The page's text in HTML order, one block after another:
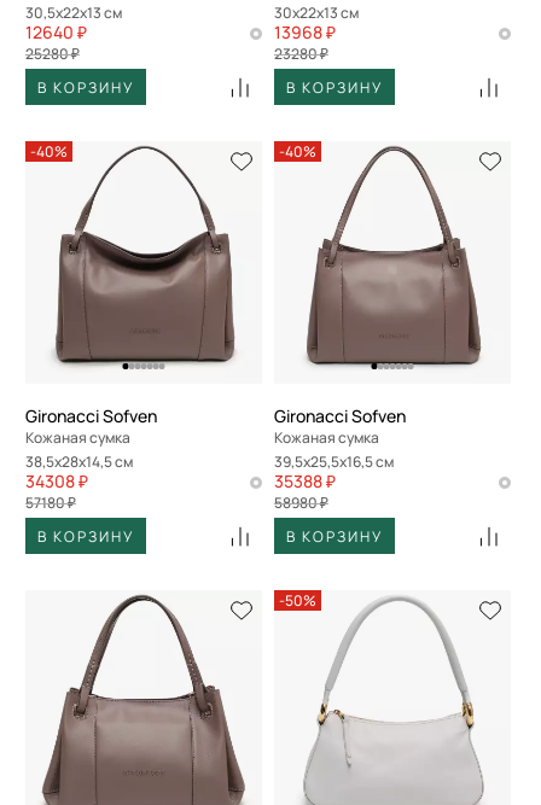
30,5x22x13 см
12640 ₽
25280 ₽
В КОРЗИНУ
30x22x13 см
13968 ₽
23280 ₽
В КОРЗИНУ
-40%
Gironacci Sofven
Кожаная сумка
38,5x28x14,5 см
34308 ₽
57180 ₽
В КОРЗИНУ
-40%
Gironacci Sofven
Кожаная сумка
39,5x25,5x16,5 см
35388 ₽
58980 ₽
В КОРЗИНУ
-50%